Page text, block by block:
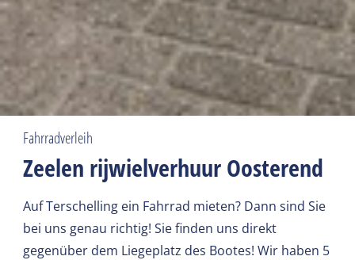
Fahrradverleih
Zeelen rijwielverhuur Oosterend
Auf Terschelling ein Fahrrad mieten? Dann sind Sie
bei uns genau richtig! Sie finden uns direkt
gegenüber dem Liegeplatz des Bootes! Wir haben 5